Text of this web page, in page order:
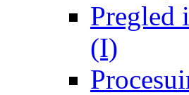
Pregled
(I)